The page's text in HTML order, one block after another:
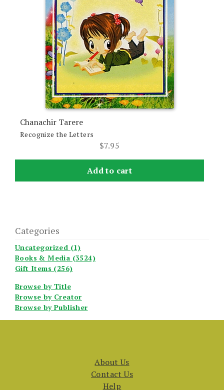
Chanachir Tarere
Recognize the Letters
$7.95
Add to cart
Categories
Uncategorized (1)
Books & Media (3524)
Gift Items (256)
Browse by Title
Browse by Creator
Browse by Publisher
About Us
Contact Us
Help